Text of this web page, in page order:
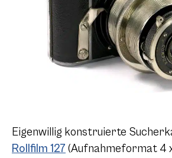
Eigenwillig konstruierte
Rollfilm 127 (Aufnahmeformat 4